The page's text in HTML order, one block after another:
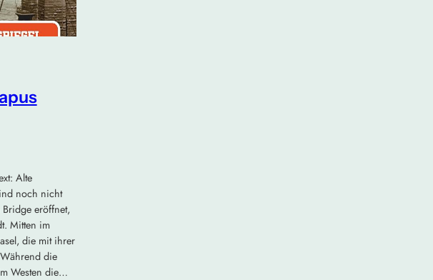
Alte
noch nicht
eröffnet,
Mitten im
die mit ihrer
die
Westen die…